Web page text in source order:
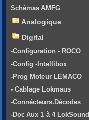
Schémas AMFG
Analogique
Digital
-Configuration - ROCO
-Config -Intellibox
-Prog Moteur LEMACO
- Cablage Lokmaus
-Connécteurs.Décodes
-Doc Aux 1 à 4 LokSound